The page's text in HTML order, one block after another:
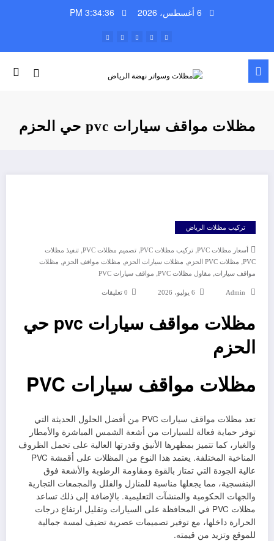
6 أغسطس، 2026 3:34:37 PM
مظلات مواقف سيارات pvc حي الحزم
تركيب مظلات الرياض
أسعار مظلات PVC , تركيب مظلات PVC , تصميم مظلات PVC , تنفيذ مظلات
PVC
, مظلات PVC الحزم , مظلات سيارات الحزم, مظلات مواقف الحزم, مظلات
مواقف سيارات, مقاول مظلات PVC , مواقف سيارات PVC
Admin 6 يوليو، 2026 0 تعليقات
مظلات مواقف سيارات pvc حي
الحزم
مظلات مواقف سيارات PVC
تعد مظلات مواقف سيارات PVC من أفضل الحلول الحديثة التي
توفر حماية فعالة للسيارات من أشعة الشمس المباشرة والأمطار
والغبار، كما تتميز بمظهرها الأنيق وقدرتها العالية على تحمل الظروف
المناخية المختلفة. يعتمد هذا النوع من المظلات على أقمشة PVC
عالية الجودة التي تمتاز بالقوة ومقاومة الرطوبة والأشعة فوق
البنفسجية، مما يجعلها مناسبة للمنازل والفلل والمجمعات التجارية
والجهات الحكومية والمنشآت التعليمية. بالإضافة إلى ذلك تساعد
مظلات PVC في المحافظة على السيارات وتقليل ارتفاع درجات
الحرارة داخلها، مع توفير تصميمات عصرية تضيف لمسة جمالية
للموقع وتزيد من قيمته.